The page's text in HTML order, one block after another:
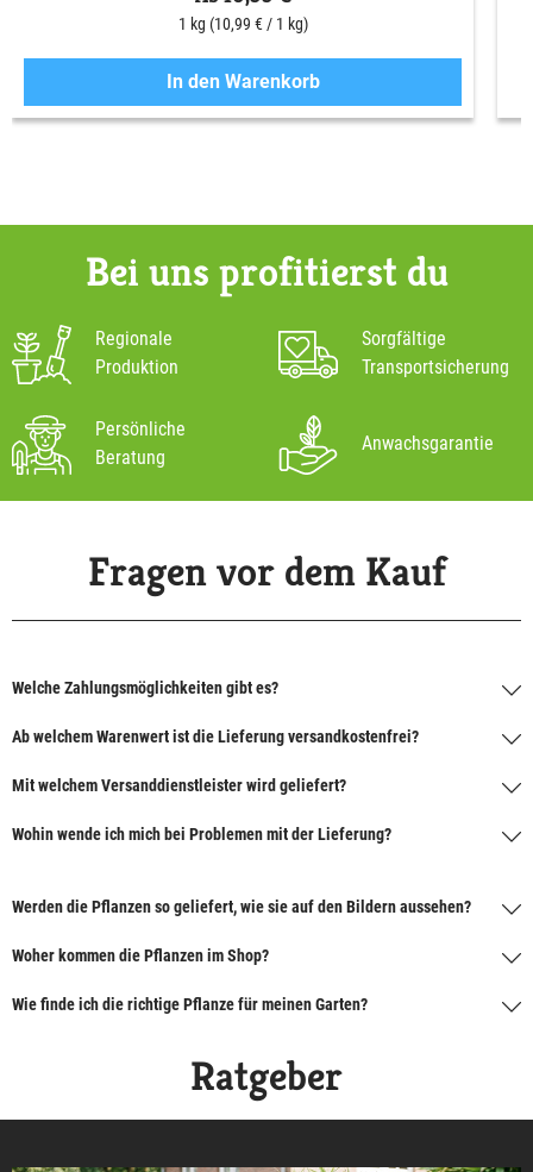
1 kg (10,99 € / 1 kg)
In den Warenkorb
Bei uns profitierst du
Regionale
Produktion
Sorgfältige
Transportsicherung
Persönliche
Beratung
Anwachsgarantie
Fragen vor dem Kauf
Welche Zahlungsmöglichkeiten gibt es?
Ab welchem Warenwert ist die Lieferung versandkostenfrei?
Mit welchem Versanddienstleister wird geliefert?
Wohin wende ich mich bei Problemen mit der Lieferung?
Werden die Pflanzen so geliefert, wie sie auf den Bildern aussehen?
Woher kommen die Pflanzen im Shop?
Wie finde ich die richtige Pflanze für meinen Garten?
Ratgeber